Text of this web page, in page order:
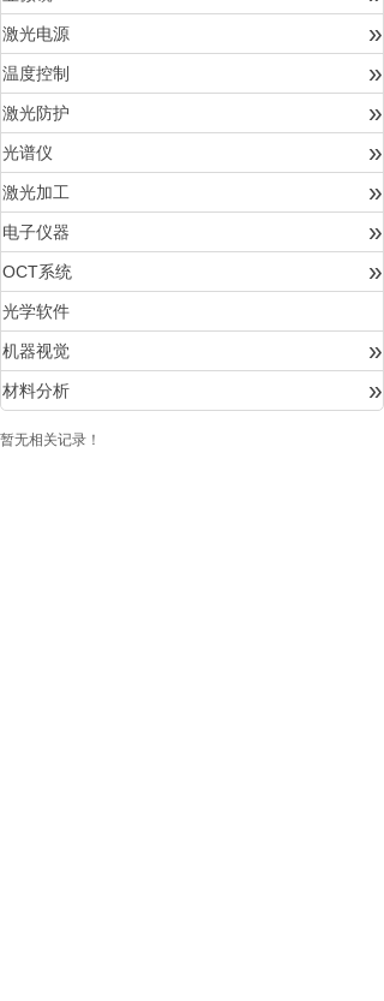
激光电源 »
温度控制 »
激光防护 »
光谱仪 »
激光加工 »
电子仪器 »
OCT系统 »
光学软件
机器视觉 »
材料分析 »
暂无相关记录！